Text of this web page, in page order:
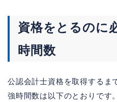
資格をとるのに
時間数
公認会計士資格を取得するま
強時間数は以下のとおりです。